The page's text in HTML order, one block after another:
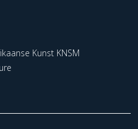
Kunst KNSM